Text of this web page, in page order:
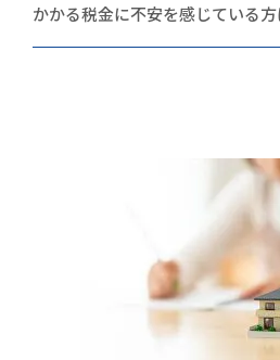
かかる税金に不安を感じている
地価の高いエリアだけに、取得